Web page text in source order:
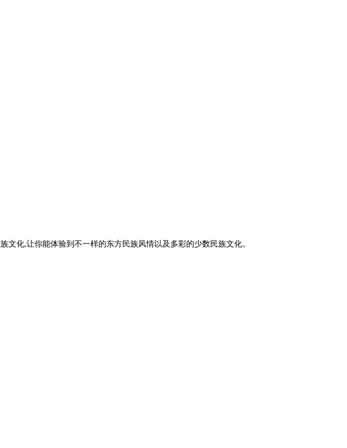
文化,让你能体验到不一样的东方民族风情以及多彩的少数民族文化。